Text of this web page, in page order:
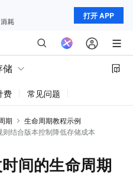
打开 APP
储
费 常见问题
期
生命周期教程示例
结合版本控制降低存储成本
间的生命周期